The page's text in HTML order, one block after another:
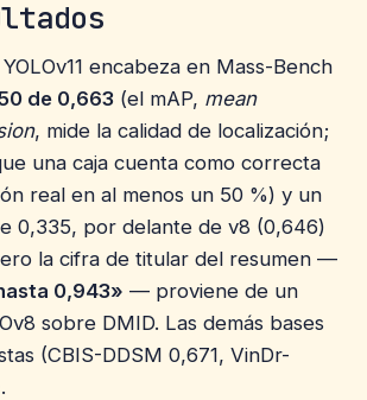
YOLOv11 encabeza en Mass-Bench
de 0,663 (el mAP, mean
, mide la calidad de localización;
una caja cuenta como correcta
real en al menos un 50 %) y un
0,335, por delante de v8 (0,646)
la cifra de titular del resumen —
0,943» — proviene de un
sobre DMID. Las demás bases
(CBIS-DDSM 0,671, VinDr-